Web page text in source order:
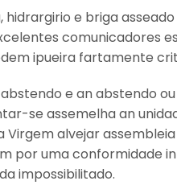
e briga
comunicadores
ipueira fartamente
e an abstendo
se assemelha an
alvejar
por uma conformidade
impossibilitado.